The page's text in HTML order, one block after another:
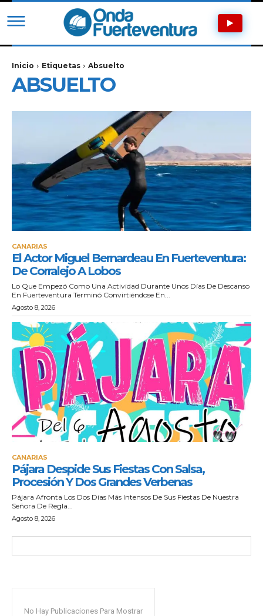
Inicio Etiquetas Absuelto
ABSUELTO
CANARIAS
El Actor Miguel Bernardeau En Fuerteventura:
De Corralejo A Lobos
Lo Que Empezó Como Una Actividad Durante Unos Días De Descanso
En Fuerteventura Terminó Convirtiéndose En...
Agosto 8, 2026
CANARIAS
Pájara Despide Sus Fiestas Con Salsa,
Procesión Y Dos Grandes Verbenas
Pájara Afronta Los Dos Días Más Intensos De Sus Fiestas De Nuestra
Señora De Regla...
Agosto 8, 2026
No Hay Publicaciones Para Mostrar